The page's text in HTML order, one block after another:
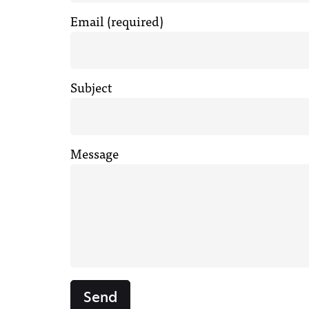
Email (required)
Subject
Message